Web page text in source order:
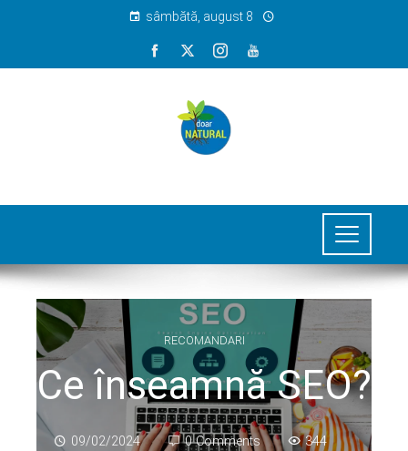
sâmbătă, august 8
RECOMANDARI
Ce înseamnă SEO?
09/02/2024 0 Comments
344